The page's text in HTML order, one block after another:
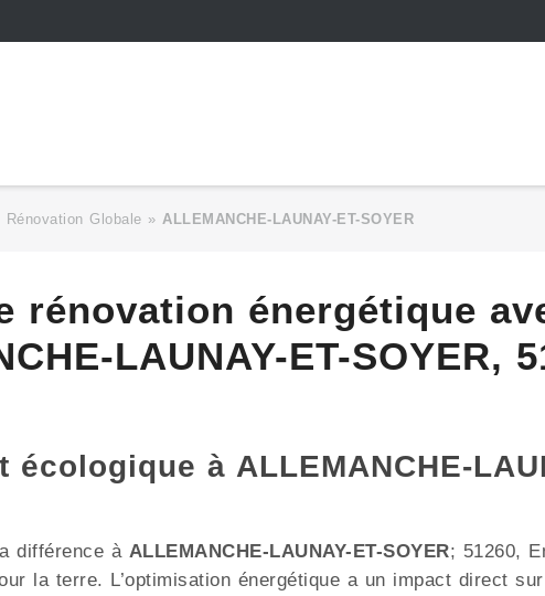
Globale » ALLEMANCHE-LAUNAY-ET-SOYER
rénovation énergétique
LAUNAY-ET-SOYER,
à ALLEMANCHE-
différence à ALLEMANCHE-LAUNAY-ET-SOYER; 51260,
la terre. L’optimisation énergétique a un impact direct